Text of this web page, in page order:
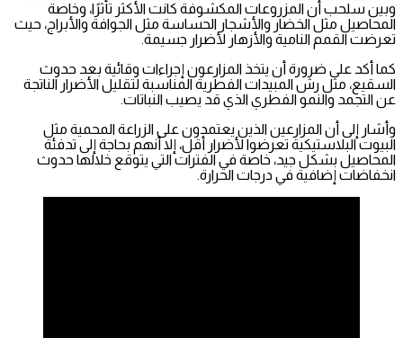
وبين سلحب أن المزروعات المكشوفة كانت الأكثر تأثرًا، وخاصة
المحاصيل مثل الخضار والأشجار الحساسة مثل الجوافة والأبراج، حيث
تعرضت القمم النامية والأزهار لأضرار جسيمة.
كما أكد على ضرورة أن يتخذ المزارعون إجراءات وقائية بعد حدوث
السقيع، مثل رش المبيدات الفطرية المناسبة لتقليل الأضرار الناتجة
عن التجمد والنمو الفطري الذي قد يصيب النباتات.
وأشار إلى أن المزارعين الذين يعتمدون على الزراعة المحمية مثل
البيوت البلاستيكية تعرضوا لأضرار أقل، إلا أنهم بحاجة إلى تدفئة
المحاصيل بشكل جيد، خاصة في الفترات التي يتوقع خلالها حدوث
انخفاضات إضافية في درجات الحرارة.